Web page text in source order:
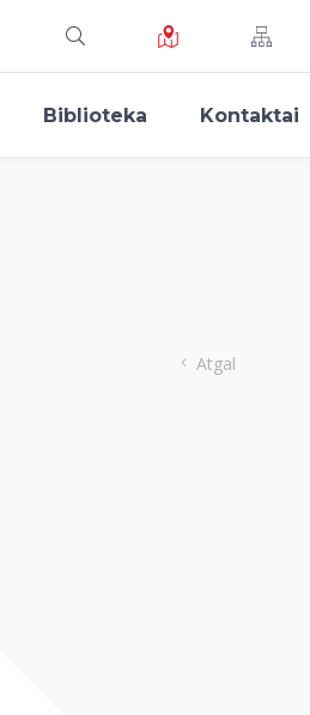
Biblioteka Kontaktai
Atgal